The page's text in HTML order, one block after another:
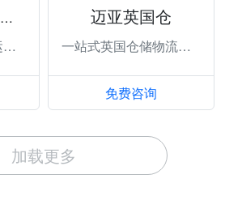
睿捷国际物流（广州）有限公司
专注于跨境电商空运专线
迈亚英国仓
一站式英国仓储物流服务
免费咨询
加载更多